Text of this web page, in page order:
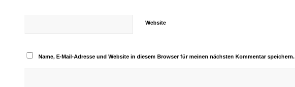
Website
Name, E-Mail-Adresse und Website in diesem Browser für meinen nächsten Kommentar speichern.